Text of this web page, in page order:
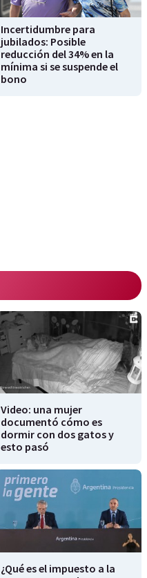
Incertidumbre para
jubilados: Posible
reducción del 34% en la
mínima si se suspende el
bono
Video: una mujer
documentó cómo es
dormir con dos gatos y
esto pasó
¿Qué es el impuesto a la